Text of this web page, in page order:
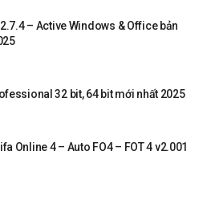
– Active Windows & Office bản
32 bit, 64 bit mới nhất 2025
Online 4 – Auto FO4 – FOT 4 v2.001